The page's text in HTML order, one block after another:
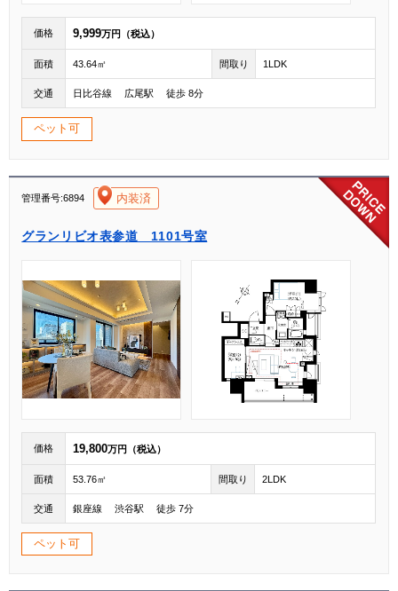
価格 9,999万円（税込）
面積 43.64㎡ 間取り 1LDK
交通 日比谷線 広尾駅 徒歩 8分
ペット可
管理番号:6894 内装済
グランリビオ表参道 1101号室
価格 19,800万円（税込）
面積 53.76㎡ 間取り 2LDK
交通 銀座線 渋谷駅 徒歩 7分
ペット可
[004]